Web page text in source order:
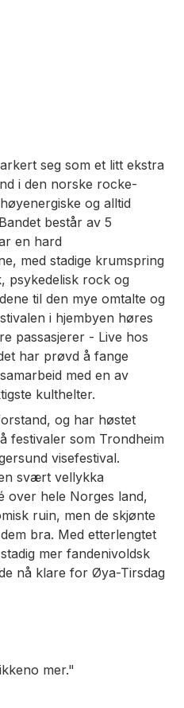
seg som et litt ekstra
i den norske rocke-
og alltid
består av 5
en hard
med stadige krumspring
psykedelisk rock og
til den mye omtalte og
i hjembyen høres
passasjerer - Live hos
har prøvd å fange
med en av
kulthelter.
og har høstet
festivaler som Trondheim
visefestival.
svært vellykka
over hele Norges land,
ruin, men de skjønte
bra. Med etterlengtet
mer fandenivoldsk
nå klare for Øya-Tirsdag
mer."